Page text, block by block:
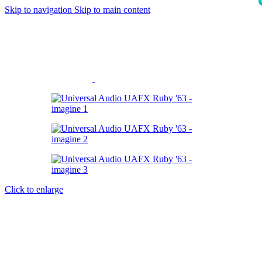
Skip to navigation Skip to main content
Click to enlarge